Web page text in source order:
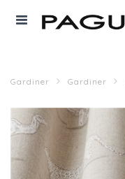
Gardiner Gardiner